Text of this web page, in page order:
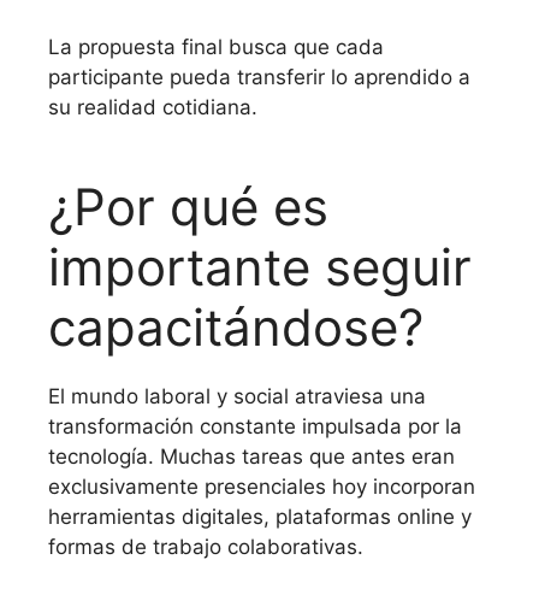
La propuesta final busca que cada
participante pueda transferir lo aprendido a
su realidad cotidiana.
¿Por qué es
importante seguir
capacitándose?
El mundo laboral y social atraviesa una
transformación constante impulsada por la
tecnología. Muchas tareas que antes eran
exclusivamente presenciales hoy incorporan
herramientas digitales, plataformas online y
formas de trabajo colaborativas.